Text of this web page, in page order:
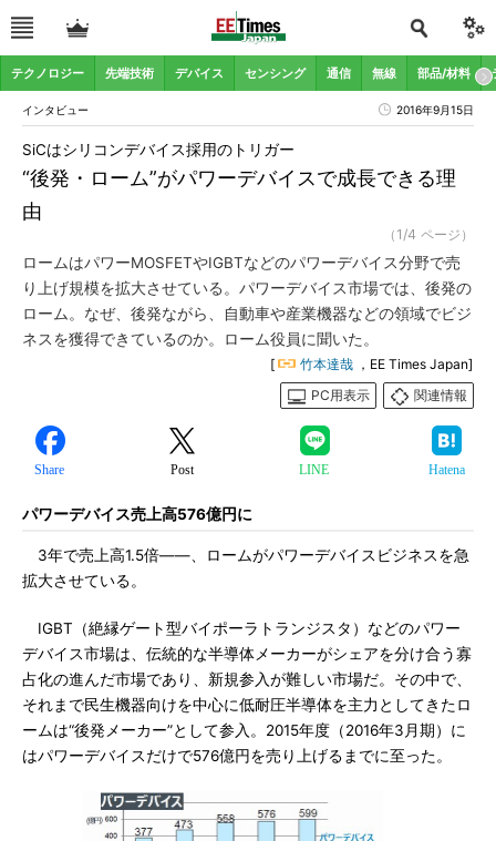
テクノロジー 先端技術 デバイス センシング 通信 無線 部品/材料
インタビュー 2016年9月15日
“後発・ローム”がパワーデバイスで成長できる理
由
SiCはシリコンデバイス採用のトリガー
（1/4 ページ）
ロームはパワーMOSFETやIGBTなどのパワーデバイス分野で売
り上げ規模を拡大させている。パワーデバイス市場では、後発の
ローム。なぜ、後発ながら、自動車や産業機器などの領域でビジ
ネスを獲得できているのか。ローム役員に聞いた。
[ 竹本達哉 ，EE Times Japan]
PC用表示
関連情報
Share Post LINE Hatena
パワーデバイス売上高576億円に
3年で売上高1.5倍――、ロームがパワーデバイスビジネスを急
拡大させている。
IGBT（絶縁ゲート型バイポーラトランジスタ）などのパワー
デバイス市場は、伝統的な半導体メーカーがシェアを分け合う寡
占化の進んだ市場であり、新規参入が難しい市場だ。その中で、
それまで民生機器向けを中心に低耐圧半導体を主力としてきたロ
ームは“後発メーカー”として参入。2015年度（2016年3月期）に
はパワーデバイスだけで576億円を売り上げるまでに至った。